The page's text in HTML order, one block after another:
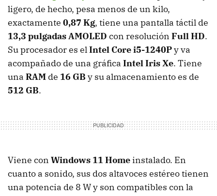
ligero, de hecho, pesa menos de un kilo,
exactamente 0,87 Kg, tiene una pantalla táctil de
13,3 pulgadas AMOLED con resolución Full HD.
Su procesador es elIntel Core i5-1240Py va
acompañado de una gráfica Intel Iris Xe. Tiene
una RAM de 16 GB y su almacenamiento es de
512 GB.
Viene con Windows 11 Home instalado. En
cuanto a sonido, sus dos altavoces estéreo tienen
una potencia de 8 W y son compatibles con la